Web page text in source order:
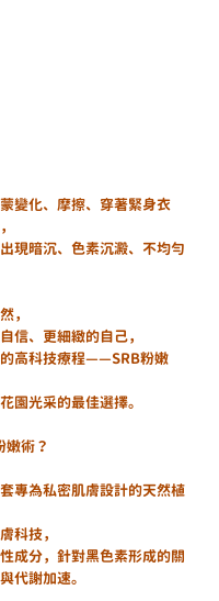
變化、摩擦、穿著緊身衣
現暗沉、色素沉澱、不均勻
，
信、更細緻的自己，
高科技療程——SRB粉嫩
園光采的最佳選擇。
嫩術？
專為私密肌膚設計的天然植
科技，
成分，針對黑色素形成的關
代謝加速。